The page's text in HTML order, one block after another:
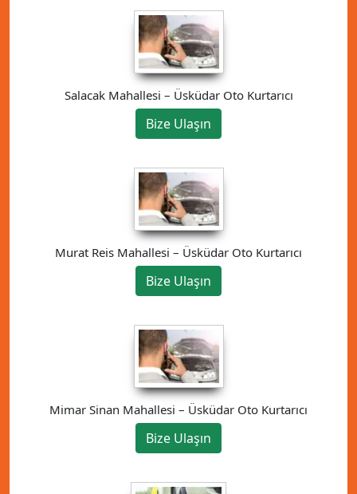
Salacak Mahallesi – Üsküdar Oto Kurtarıcı
Bize Ulaşın
Murat Reis Mahallesi – Üsküdar Oto Kurtarıcı
Bize Ulaşın
Mimar Sinan Mahallesi – Üsküdar Oto Kurtarıcı
Bize Ulaşın